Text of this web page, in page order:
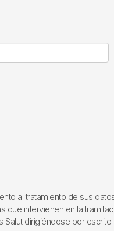
al tratamiento de sus
intervienen en la
Salut dirigiéndose por escrito